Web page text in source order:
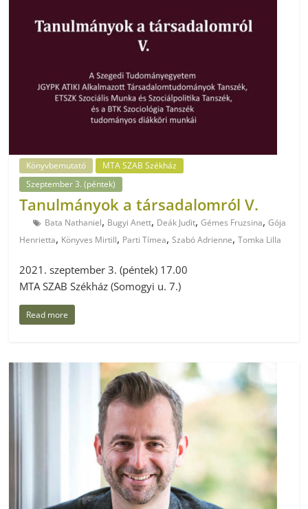
Könyvbemutató
MTA SZAB Székház
Szeptember 3. (péntek)
Tanulmányok a társadalomról V.
Bata Nathaniel, Bugyi Anett, Deák Judit,Gémes Fruzsina,Gója
Henrietta, Könyves Mirtill, Parti Tímea,Szabó Adrienne,Tomka Lilla
2021. szeptember 3. (péntek) 17.00
MTA SZAB Székház (Somogyi u. 7.)
Read more